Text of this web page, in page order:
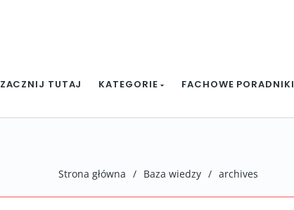
ZACZNIJ TUTAJ KATEGORIE FACHOWE PORADNIKI
Strona główna / Baza wiedzy / archives